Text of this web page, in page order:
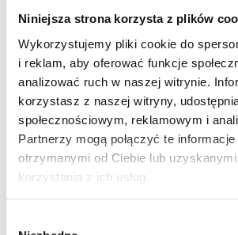
Niniejsza strona korzysta z plików
Wykorzystujemy pliki cookie do
i reklam, aby oferować funkcje
analizować ruch w naszej witrynie.
korzystasz z naszej witryny,
społecznościowym, reklamowym i
Partnerzy mogą połączyć te
otrzymanymi od Ciebie lub
korzystania z ich usług.
Ulica
ul.
Kod pocztowy
80-298
Miasto
Gdańsk
E-mail
INFORMACJE I OSTRZEŻENIA
INFORMACJE DOT. BEZPIECZEŃSTWA
Nie nadaje się dla dzieci w wieku
małe elementy, nieodpowiednie